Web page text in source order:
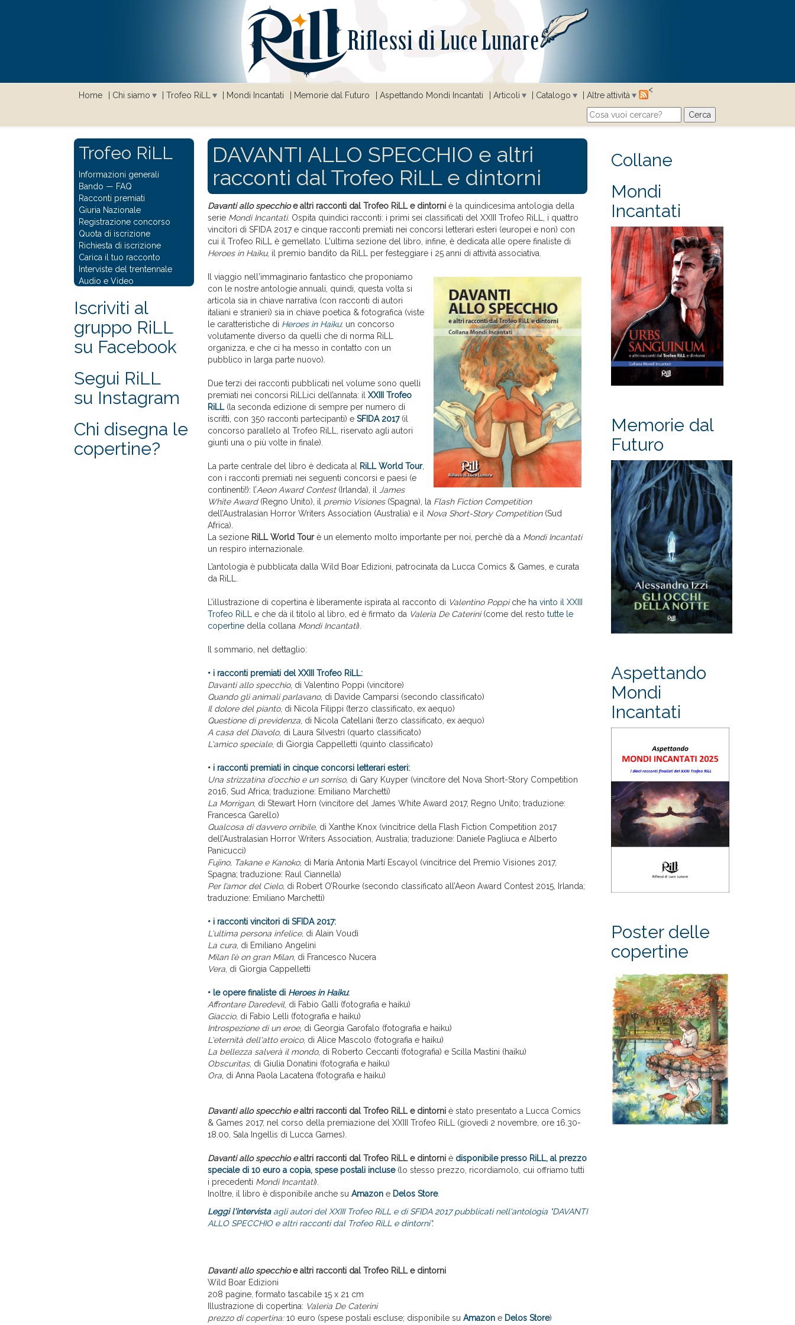
Home Chi siamo Trofeo RiLL Mondi Incantati Memorie dal Futuro Aspettando Mondi Incantati Articoli Catalogo Altre attività
<
Search form
Cerca
DAVANTI ALLO SPECCHIO e altri
racconti dal Trofeo RiLL e dintorni
Davanti allo specchioe altri racconti dal Trofeo RiLL e dintorni è la quindicesima antologia della
serie Mondi Incantati. Ospita quindici racconti: i primi sei classificati del XXIII Trofeo RiLL, i quattro
vincitori di SFIDA 2017 e cinque racconti premiati nei concorsi letterari esteri (europei e non) con
cui il Trofeo RiLL è gemellato. L'ultima sezione del libro, infine, è dedicata alle opere finaliste di
Heroes in Haiku, il premio bandito da RiLL per festeggiare i 25 anni di attività associativa.
Il viaggio nell'immaginario fantastico che proponiamo
con le nostre antologie annuali, quindi, questa volta si
articola sia in chiave narrativa (con racconti di autori
italiani e stranieri) sia in chiave poetica & fotografica (viste
le caratteristiche di Heroes in Haiku: un concorso
volutamente diverso da quelli che di norma RiLL
organizza, e che ci ha messo in contatto con un
pubblico in larga parte nuovo).
Due terzi dei racconti pubblicati nel volume sono quelli
premiati nei concorsi RiLLici dell’annata: il XXIII Trofeo
RiLL(la seconda edizione di sempre per numero di
iscritti, con 350 racconti partecipanti) e SFIDA 2017(il
concorso parallelo al Trofeo RiLL, riservato agli autori
giunti una o più volte in finale).
La parte centrale del libro è dedicata al RiLL World Tour,
con i racconti premiati nei seguenti concorsi e paesi (e
continenti!): l’Aeon Award Contest(Irlanda), il James
White Award(Regno Unito), il premio Visiones(Spagna), la Flash Fiction Competition
dell’Australasian Horror Writers Association (Australia) e il Nova Short-Story Competition(Sud
Africa).
La sezione RiLL World Tourè un elemento molto importante per noi, perchè dà a Mondi Incantati
un respiro internazionale.
L’antologia è pubblicata dalla Wild Boar Edizioni, patrocinata da Lucca Comics & Games, e curata
da RiLL.
L’illustrazione di copertina è liberamente ispirata al racconto di Valentino Poppiche ha vinto il XXIII
Trofeo RiLL e che dà il titolo al libro, ed è firmato da Valeria De Caterini(come del resto tutte le
copertine della collana Mondi Incantati).
Il sommario, nel dettaglio:
• i racconti premiati del XXIII Trofeo RiLL:
Davanti allo specchio, di Valentino Poppi (vincitore)
Quando gli animali parlavano, di Davide Camparsi (secondo classificato)
Il dolore del pianto, di Nicola Filippi (terzo classificato, ex aequo)
Questione di previdenza, di Nicola Catellani (terzo classificato, ex aequo)
A casa del Diavolo, di Laura Silvestri (quarto classificato)
L'amico speciale, di Giorgia Cappelletti (quinto classificato)
• i racconti premiati in cinque concorsi letterari esteri:
Una strizzatina d’occhio e un sorriso, di Gary Kuyper (vincitore del Nova Short-Story Competition
2016, Sud Africa; traduzione: Emiliano Marchetti)
La Morrigan, di Stewart Horn (vincitore del James White Award 2017, Regno Unito; traduzione:
Francesca Garello)
Qualcosa di davvero orribile, di Xanthe Knox (vincitrice della Flash Fiction Competition 2017
dell’Australasian Horror Writers Association, Australia; traduzione: Daniele Pagliuca e Alberto
Panicucci)
Fujino, Takane e Kanoko, di María Antonia Martí Escayol (vincitrice del Premio Visiones 2017,
Spagna; traduzione: Raul Ciannella)
Per l’amor del Cielo, di Robert O’Rourke (secondo classificato all’Aeon Award Contest 2015, Irlanda;
traduzione: Emiliano Marchetti)
• i racconti vincitori di SFIDA 2017:
L'ultima persona infelice, di Alain Voudì
La cura, di Emiliano Angelini
Milan l’è on gran Milan, di Francesco Nucera
Vera, di Giorgia Cappelletti
• le opere finaliste di Heroes in Haiku:
Affrontare Daredevil, di Fabio Galli (fotografia e haiku)
Giaccio, di Fabio Lelli (fotografia e haiku)
Introspezione di un eroe, di Georgia Garofalo (fotografia e haiku)
L'eternità dell'atto eroico, di Alice Mascolo (fotografia e haiku)
La bellezza salverà il mondo, di Roberto Ceccanti (fotografia) e Scilla Mastini (haiku)
Obscuritas, di Giulia Donatini (fotografia e haiku)
Ora, di Anna Paola Lacatena (fotografia e haiku)
Davanti allo specchioealtri racconti dal Trofeo RiLL e dintorni è stato presentato a Lucca Comics
& Games 2017, nel corso della premiazione del XXIII Trofeo RiLL (giovedì 2 novembre, ore 16.30-
18.00, Sala Ingellis di Lucca Games).
Davanti allo specchioealtri racconti dal Trofeo RiLL e dintorni è disponibile presso RiLL, al prezzo
speciale di 10 euro a copia, spese postali incluse(lo stesso prezzo, ricordiamolo, cui offriamo tutti
i precedenti Mondi Incantati).
Inoltre, il libro è disponibile anche su Amazon e Delos Store.
Leggi l'intervistaagli autori del XXIII Trofeo RiLL e di SFIDA 2017 pubblicati nell'antologia "DAVANTI
ALLO SPECCHIO e altri racconti dal Trofeo RiLL e dintorni".
Davanti allo specchioe altri racconti dal Trofeo RiLL e dintorni
Wild Boar Edizioni
208 pagine, formato tascabile 15 x 21 cm
Illustrazione di copertina: Valeria De Caterini
prezzo di copertina:10 euro (spese postali escluse; disponibile su Amazon e Delos Store)
Collane
Mondi
Incantati
Memorie dal
Futuro
Aspettando
Mondi
Incantati
Poster delle
copertine
Trofeo RiLL
Informazioni generali
Bando — FAQ
Racconti premiati
Giuria Nazionale
Registrazione concorso
Quota di iscrizione
Richiesta di iscrizione
Carica il tuo racconto
Interviste del trentennale
Audio e Video
Iscriviti al
gruppo RiLL
su Facebook
Segui RiLL
su Instagram
Chi disegna le
copertine?